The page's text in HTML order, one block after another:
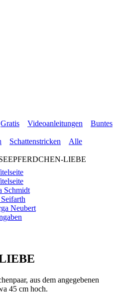
Gratis Videoanleitungen Buntes
Schattenstricken
Alle
LIEBE
aus dem angegebenen
45 cm hoch.